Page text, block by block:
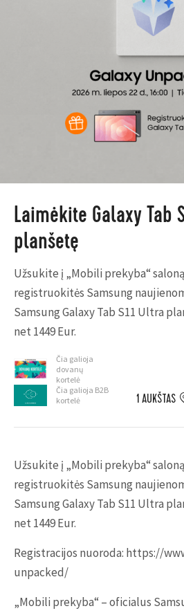
Laimėkite Galaxy Tab
planšetę
Užsukite į „Mobili prekyba“
registruokitės Samsung
Samsung Galaxy Tab S11 Ultra
net 1449 Eur.
Čia galioja
dovanų
kortelė
Čia galioja B2B
kortelė
1 AUKŠTAS
Užsukite į „Mobili prekyba“
registruokitės Samsung
Samsung Galaxy Tab S11 Ultra
net 1449 Eur.
Registracijos nuoroda: https://
unpacked/
„Mobili prekyba“ – oficialus